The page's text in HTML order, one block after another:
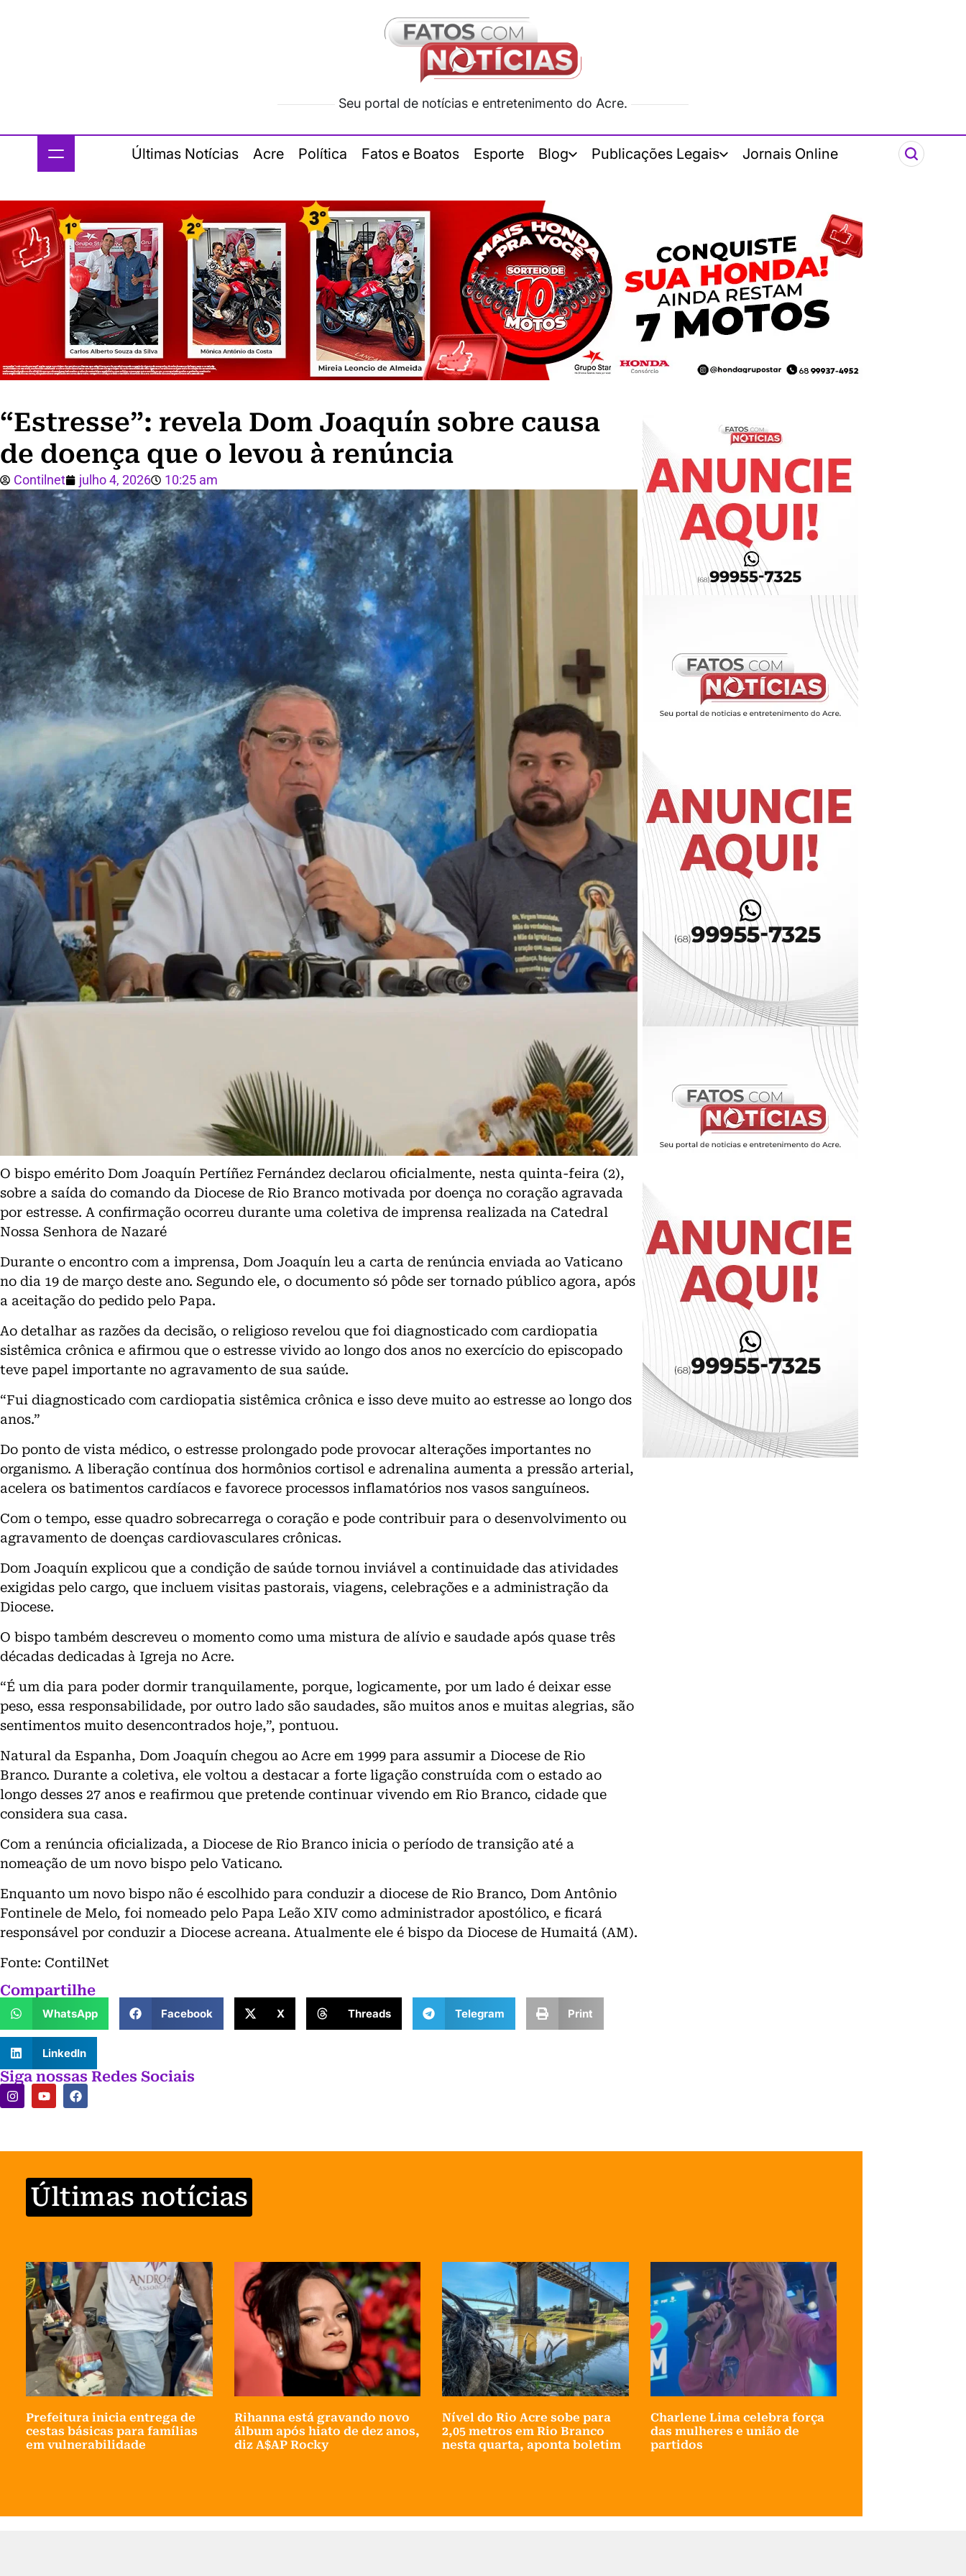
Seu portal de notícias e entretenimento do Acre.
Últimas Notícias Acre Política Fatos e Boatos Esporte Blog Publicações Legais Jornais Online
“Estresse”: revela Dom Joaquín sobre causa
de doença que o levou à renúncia
Contilnet julho 4, 2026 10:25 am
O bispo emérito Dom Joaquín Pertíñez Fernández declarou oficialmente, nesta quinta-feira (2),
sobre a saída do comando da Diocese de Rio Branco motivada por doença no coração agravada
por estresse. A confirmação ocorreu durante uma coletiva de imprensa realizada na Catedral
Nossa Senhora de Nazaré
Durante o encontro com a imprensa, Dom Joaquín leu a carta de renúncia enviada ao Vaticano
no dia 19 de março deste ano. Segundo ele, o documento só pôde ser tornado público agora, após
a aceitação do pedido pelo Papa.
Ao detalhar as razões da decisão, o religioso revelou que foi diagnosticado com cardiopatia
sistêmica crônica e afirmou que o estresse vivido ao longo dos anos no exercício do episcopado
teve papel importante no agravamento de sua saúde.
“Fui diagnosticado com cardiopatia sistêmica crônica e isso deve muito ao estresse ao longo dos
anos.”
Do ponto de vista médico, o estresse prolongado pode provocar alterações importantes no
organismo. A liberação contínua dos hormônios cortisol e adrenalina aumenta a pressão arterial,
acelera os batimentos cardíacos e favorece processos inflamatórios nos vasos sanguíneos.
Com o tempo, esse quadro sobrecarrega o coração e pode contribuir para o desenvolvimento ou
agravamento de doenças cardiovasculares crônicas.
Dom Joaquín explicou que a condição de saúde tornou inviável a continuidade das atividades
exigidas pelo cargo, que incluem visitas pastorais, viagens, celebrações e a administração da
Diocese.
O bispo também descreveu o momento como uma mistura de alívio e saudade após quase três
décadas dedicadas à Igreja no Acre.
“É um dia para poder dormir tranquilamente, porque, logicamente, por um lado é deixar esse
peso, essa responsabilidade, por outro lado são saudades, são muitos anos e muitas alegrias, são
sentimentos muito desencontrados hoje,”, pontuou.
Natural da Espanha, Dom Joaquín chegou ao Acre em 1999 para assumir a Diocese de Rio
Branco. Durante a coletiva, ele voltou a destacar a forte ligação construída com o estado ao
longo desses 27 anos e reafirmou que pretende continuar vivendo em Rio Branco, cidade que
considera sua casa.
Com a renúncia oficializada, a Diocese de Rio Branco inicia o período de transição até a
nomeação de um novo bispo pelo Vaticano.
Enquanto um novo bispo não é escolhido para conduzir a diocese de Rio Branco, Dom Antônio
Fontinele de Melo, foi nomeado pelo Papa Leão XIV como administrador apostólico, e ficará
responsável por conduzir a Diocese acreana. Atualmente ele é bispo da Diocese de Humaitá (AM).
Fonte: ContilNet
Compartilhe
WhatsApp Facebook X Threads Telegram Print
LinkedIn
Siga nossas Redes Sociais
Últimas notícias
Prefeitura inicia entrega de
cestas básicas para famílias
em vulnerabilidade
Rihanna está gravando novo
álbum após hiato de dez anos,
diz A$AP Rocky
Nível do Rio Acre sobe para
2,05 metros em Rio Branco
nesta quarta, aponta boletim
Charlene Lima celebra força
das mulheres e união de
partidos